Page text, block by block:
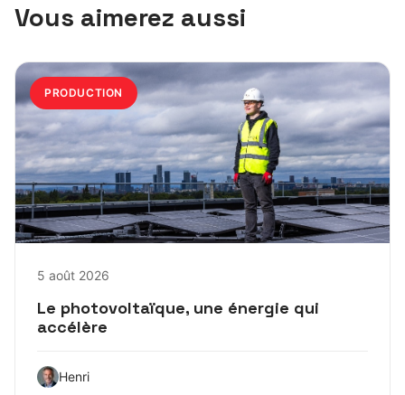
Vous aimerez aussi
PRODUCTION
5 août 2026
Le photovoltaïque, une énergie qui
accélère
Henri